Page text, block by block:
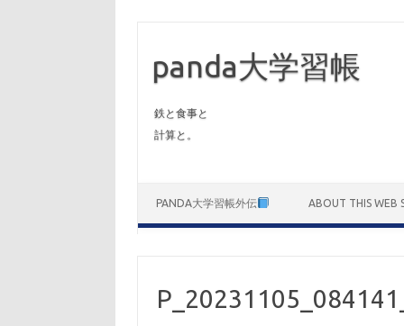
panda大学習帳
鉄と食事と
計算と。
PANDA大学習帳外伝 ABOUT THIS WEB